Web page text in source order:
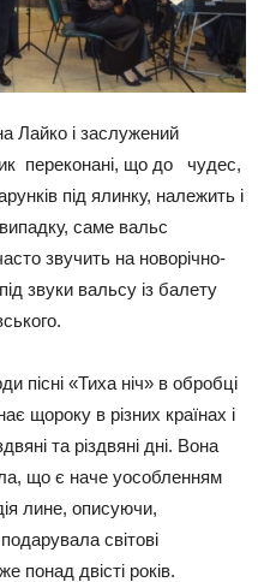
Лайко і заслужений
переконані, що до чудес,
під ялинку, належить і
саме вальс
звучить на новорічно-
звуки вальсу із балету
пісні «Тиха ніч» в обробці
щороку в різних країнах і
та різдвяні дні. Вона
що є наче уособленням
лине, описуючи,
світові
понад двісті років.